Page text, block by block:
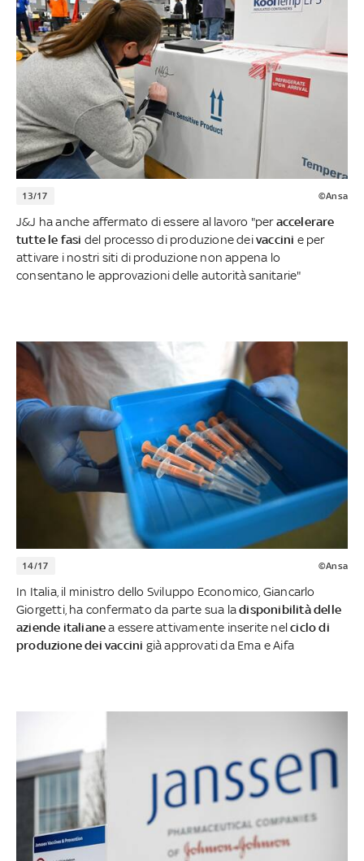
13/17 ©Ansa
J&J ha anche affermato di essere al lavoro "peraccelerare
tutte le fasi del processo di produzione deivaccini e per
attivare i nostri siti di produzione non appena lo
consentano le approvazioni delle autorità sanitarie"
14/17 ©Ansa
In Italia, il ministro dello Sviluppo Economico, Giancarlo
Giorgetti, ha confermato da parte sua ladisponibilità delle
aziende italianea essere attivamente inserite nelciclo di
produzione dei vaccini già approvati da Ema e Aifa